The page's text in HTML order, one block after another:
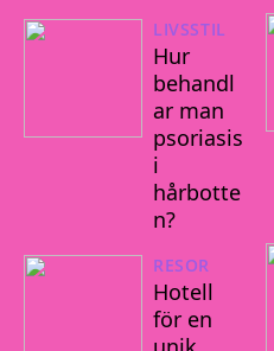
LIVSSTIL
Hur
behandl
ar man
psoriasis
i
hårbotte
n?
RESOR
Hotell
för en